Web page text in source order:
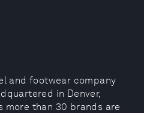
and footwear company
in Denver,
more than 30 brands are